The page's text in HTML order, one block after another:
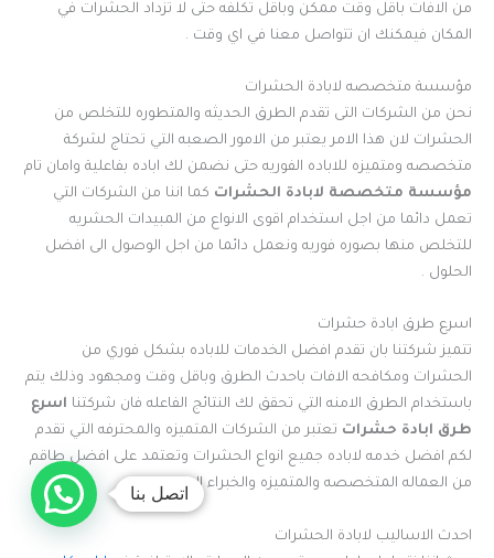
من الافات باقل وقت ممكن وباقل تكلفه حتى لا تزداد الحشرات في
المكان فيمكنك ان تتواصل معنا في اي وقت .
مؤسسة متخصصه لابادة الحشرات
نحن من الشركات التى تقدم الطرق الحديثه والمتطوره للتخلص من
الحشرات لان هذا الامر يعتبر من الامور الصعبه التي تحتاج لشركة
متخصصه ومتميزه للاباده الفوريه حتى نضمن لك اباده بفاعلية وامان تام
مؤسسة متخصصة لابادة الحشرات كما اننا من الشركات التي
تعمل دائما من اجل استخدام اقوى الانواع من المبيدات الحشريه
للتخلص منها بصوره فوريه ونعمل دائما من اجل الوصول الى افضل
الحلول .
اسرع طرق ابادة حشرات
تتميز شركتنا بان تقدم افضل الخدمات للاباده بشكل فوري من
الحشرات ومكافحه الافات باحدث الطرق وباقل وقت ومجهود وذلك يتم
باستخدام الطرق الامنه التي تحقق لك النتائج الفاعله فان شركتنا اسرع
طرق ابادة حشرات تعتبر من الشركات المتميزه والمحترفه التي تقدم
لكم افضل خدمه لاباده جميع انواع الحشرات وتعتمد على افضل طاقم
من العماله المتخصصه والمتميزه والخبراء المحترفين .
احدث الاساليب لابادة الحشرات
اتصل بنا